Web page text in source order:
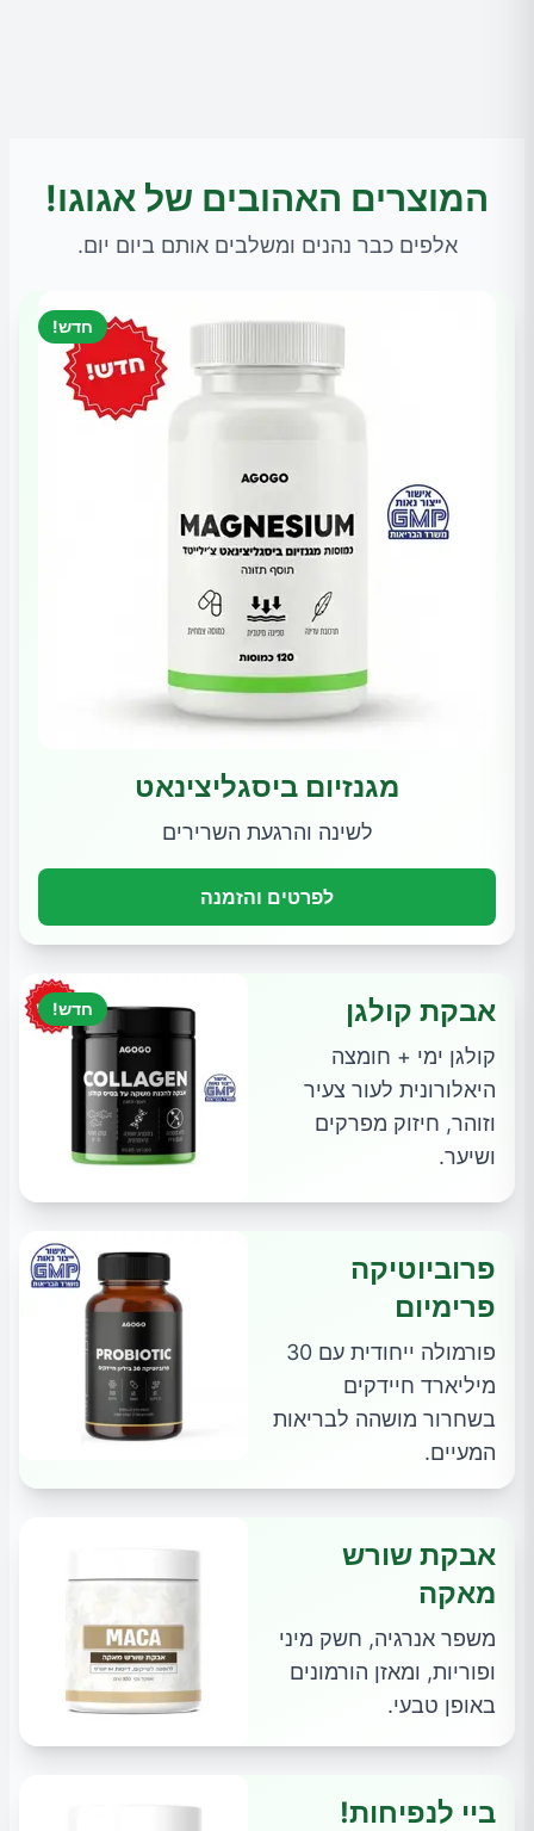
המוצרים האהובים של אגוגו!
אלפים כבר נהנים ומשלבים אותם ביום יום.
חדש!
מגנזיום ביסגליצינאט
לשינה והרגעת השרירים
לפרטים והזמנה
חדש! אבקת קולגן
קולגן ימי + חומצה
היאלורונית לעור צעיר
וזוהר, חיזוק מפרקים
ושיער.
פרוביוטיקה
פרימיום
פורמולה ייחודית עם 30
מיליארד חיידקים
בשחרור מושהה לבריאות
המעיים.
אבקת שורש
מאקה
משפר אנרגיה, חשק מיני
ופוריות, ומאזן הורמונים
באופן טבעי.
ביי לנפיחות!